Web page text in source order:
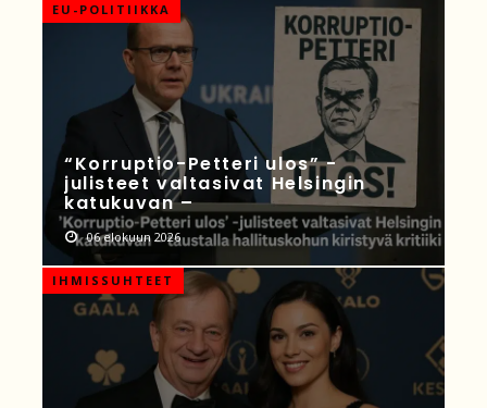
EU-POLITIIKKA
“Korruptio-Petteri ulos” -
julisteet valtasivat Helsingin
katukuvan –
06 elokuun 2026
IHMISSUHTEET